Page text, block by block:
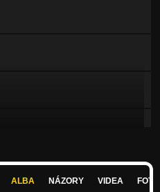
ALBA NÁZORY VIDEA